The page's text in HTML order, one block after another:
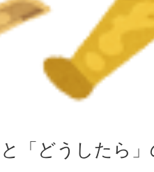
と「どうしたら